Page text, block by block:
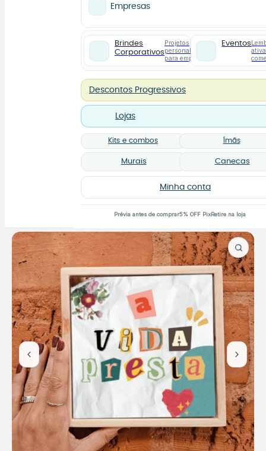
Empresas
Brindes
Corporativos
Projetos
personalizados
para empresas
Eventos
Descontos Progressivos
Lojas
Kits e combos Ímãs
Murais Canecas
Minha conta
Prévia antes de comprar5% OFF PixRetire na loja